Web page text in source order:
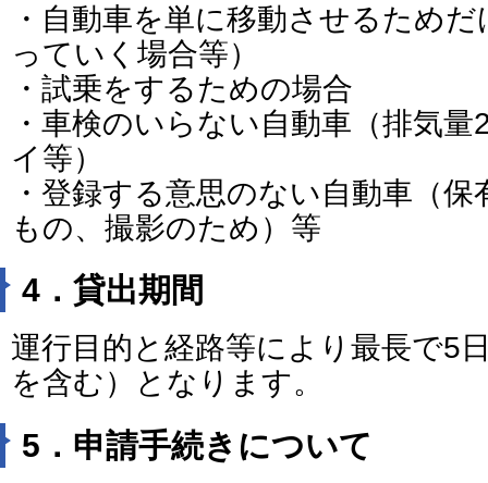
・自動車を単に移動させるため
っていく場合等）
・試乗をするための場合
・車検のいらない自動車（排気
イ等）
・登録する意思のない自動車（
もの、撮影のため）等
4．貸出期間
運行目的と経路等により最長で5
を含む）となります。
5．申請手続きについて